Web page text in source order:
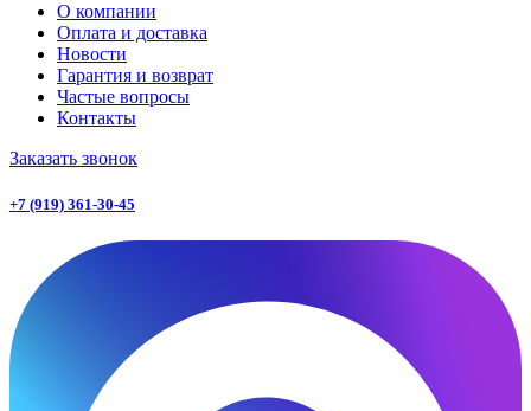
О компании
Оплата и доставка
Новости
Гарантия и возврат
Частые вопросы
Контакты
Заказать звонок
+7 (919) 361-30-45